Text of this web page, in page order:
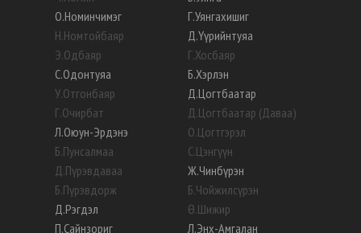
О.Номинчимэг
Н.Номтойбаяр
Э.Одбаяр
С.Одонтуяа
У.Отгонбаяр
Г.Очирбат
Л.Оюун-Эрдэнэ
Б.Пунсалмаа
Д.Пүрэвдаваа
Б.Пүрэвдорж
Д.Рэгдэл
П.Сайнзориг
Г.Уянгахишиг
Д.Үүрийнтуяа
Г.Хосбаяр
Б.Хэрлэн
Д.Цогтбаатар
Д.Цогтбаатар (Даваа)
О.Цогтгэрэл
С.Цэнгүүн
Ж.Чинбүрэн
Б.Чойжилсүрэн
Ө.Шижир
Л.Энх-Амгалан